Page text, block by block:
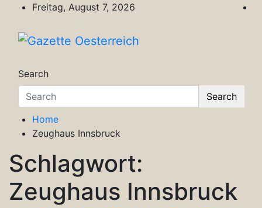
content
Freitag, August 7, 2026
Search
Search
Home
Zeughaus Innsbruck
Schlagwort:
Zeughaus Innsbruck